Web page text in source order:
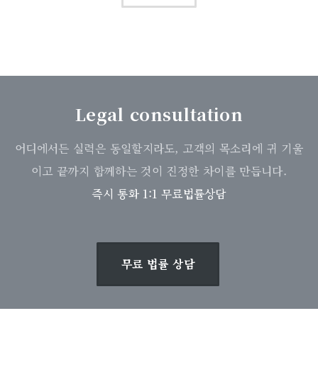
Legal consultation
어디에서든 실력은 동일할지라도, 고객의 목소리에 귀 기울
이고 끝까지 함께하는 것이 진정한 차이를 만듭니다.
즉시 통화 1:1 무료법률상담
무료 법률 상담